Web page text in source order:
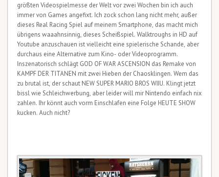
größten Videospielmesse der Welt vor zwei Wochen bin ich auch
immer von Games angefixt. Ich zock schon lang nicht mehr, außer
dieses Real Racing Spiel auf meinem Smartphone, das macht mich
übrigens waaahnsinnig, dieses Scheißspiel. Walktroughs in HD auf
Youtube anzuschauen ist vielleicht eine spielerische Schande, aber
durchaus eine Alternative zum Kino- oder Videoprogramm.
Inszenatorisch schlägt GOD OF WAR ASCENSION das Remake von
KAMPF DER TITANEN mit zwei Hieben der Chaosklingen. Wem das
zu brutal ist, der schaut NEW SUPER MARIO BROS WIIU. Klingt jetzt
bissl wie Schleichwerbung, aber leider will mir Nintendo einfach nix
zahlen. Ihr könnt auch vorm Einschlafen eine Folge HEUTE SHOW
kucken. Auch nicht?